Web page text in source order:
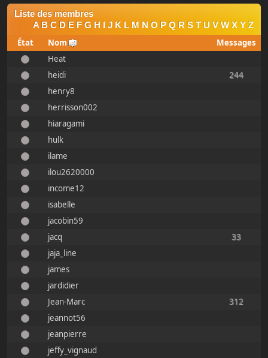
Liste des membres
A B C D E F G H J K L M N O P Q R S T U V W X Y Z
État Nom
Messages
Heat
heidi
244
henry8
herrisson002
hiaragami
hulk
ilame
ilou2620000
income12
isabelle
jacobin59
jacq
33
jaja_line
james
jardidier
Jean-Marc
312
jeannot56
jeanpierre
jeffy_vignaud